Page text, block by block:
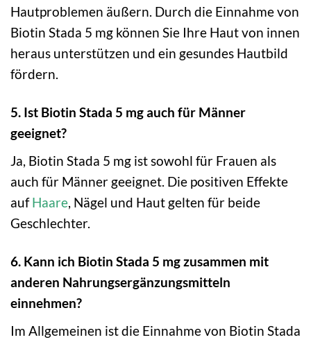
Hautproblemen äußern. Durch die Einnahme von
Biotin Stada 5 mg können Sie Ihre Haut von innen
heraus unterstützen und ein gesundes Hautbild
fördern.
5. Ist Biotin Stada 5 mg auch für Männer
geeignet?
Ja, Biotin Stada 5 mg ist sowohl für Frauen als
auch für Männer geeignet. Die positiven Effekte
aufHaare, Nägel und Haut gelten für beide
Geschlechter.
6. Kann ich Biotin Stada 5 mg zusammen mit
anderen Nahrungsergänzungsmitteln
einnehmen?
Im Allgemeinen ist die Einnahme von Biotin Stada